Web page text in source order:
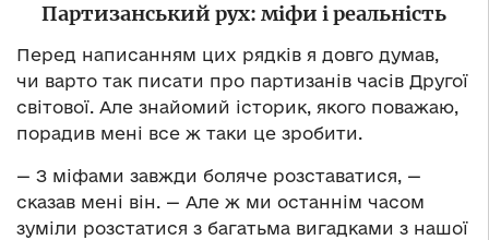
Партизанський рух: міфи і реальність
Перед написанням цих рядків я довго думав,
чи варто так писати про партизанів часів Другої
світової. Але знайомий історик, якого поважаю,
порадив мені все ж таки це зробити.
— З міфами завжди боляче розставатися, —
сказав мені він. — Але ж ми останнім часом
зуміли розстатися з багатьма вигадками з нашої